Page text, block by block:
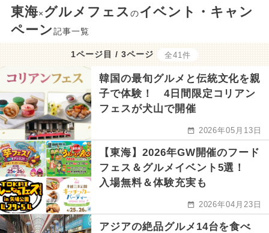
東海× グルメフェス のイベント・キャン
ペーン記事一覧
1ページ目 / 3ページ 全41件
韓国の最旬グルメと伝統文化を親
子で体験！ 4日間限定コリアン
フェスが犬山で開催
2026年05月13日
【東海】2026年GW開催のフード
フェス＆グルメイベント5選！
入場無料＆体験充実も
2026年04月23日
アジアの絶品グルメ14台を食べ